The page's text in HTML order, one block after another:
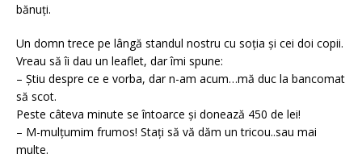
bănuți.
Un domn trece pe lângă standul nostru cu soția și cei doi copii.
Vreau să îi dau un leaflet, dar îmi spune:
– Știu despre ce e vorba, dar n-am acum…mă duc la bancomat
să scot.
Peste câteva minute se întoarce și donează 450 de lei!
– M-mulțumim frumos! Stați să vă dăm un tricou..sau mai
multe.